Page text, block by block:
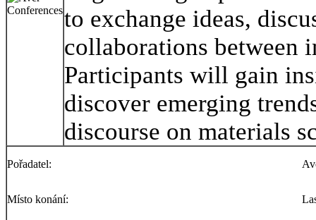
to exchange ideas,
collaborations between
Participants will gain
discover emerging
discourse on materials
Pořadatel:
Místo konání: